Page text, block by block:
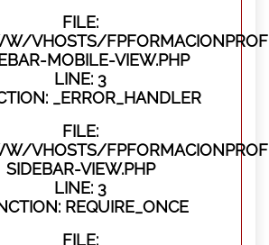
FILE:
VHOSTS/
MOBILE-VIEW.PHP
LINE: 3
_ERROR_HANDLER
FILE:
VHOSTS/
SIDEBAR-VIEW.PHP
LINE: 3
REQUIRE_ONCE
FILE: